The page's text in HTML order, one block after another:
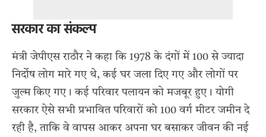
सरकार का संकल्प
मंत्री जेपीएस राठौर ने कहा कि 1978 के दंगों में 100 से ज्यादा
निर्दोष लोग मारे गए थे, कई घर जला दिए गए और लोगों पर
जुल्म किए गए। कई परिवार पलायन को मजबूर हुए। योगी
सरकार ऐसे सभी प्रभावित परिवारों को 100 वर्ग मीटर जमीन दे
रही है, ताकि वे वापस आकर अपना घर बसाकर जीवन की नई